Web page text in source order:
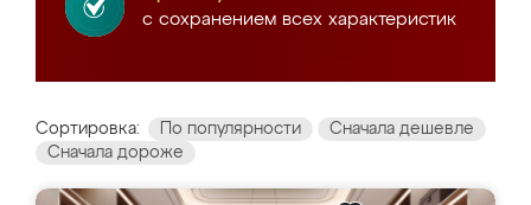
с сохранением всех характеристик
Сортировка: По популярности
Сначала дешевле
Сначала дороже